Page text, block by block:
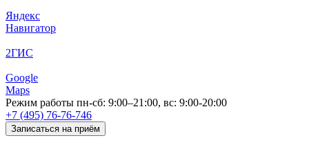
Яндекс
Навигатор
2ГИС
Google
Maps
Режим работы пн-сб: 9:00–21:00, вс: 9:00-20:00
+7 (495) 76-76-746
Записаться на приём